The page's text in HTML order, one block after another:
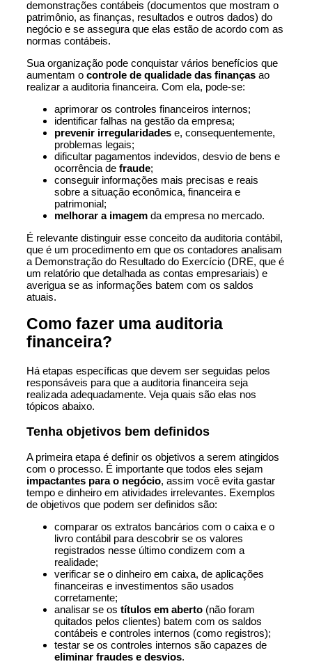
demonstrações contábeis (documentos que mostram o
patrimônio, as finanças, resultados e outros dados) do
negócio e se assegura que elas estão de acordo com as
normas contábeis.
Sua organização pode conquistar vários benefícios que
aumentam o controle de qualidade das finanças ao
realizar a auditoria financeira. Com ela, pode-se:
aprimorar os controles financeiros internos;
identificar falhas na gestão da empresa;
prevenir irregularidades e, consequentemente,
problemas legais;
dificultar pagamentos indevidos, desvio de bens e
ocorrência de fraude;
conseguir informações mais precisas e reais
sobre a situação econômica, financeira e
patrimonial;
melhorar a imagem da empresa no mercado.
É relevante distinguir esse conceito da auditoria contábil,
que é um procedimento em que os contadores analisam
a Demonstração do Resultado do Exercício (DRE, que é
um relatório que detalhada as contas empresariais) e
averigua se as informações batem com os saldos
atuais.
Como fazer uma auditoria
financeira?
Há etapas específicas que devem ser seguidas pelos
responsáveis para que a auditoria financeira seja
realizada adequadamente. Veja quais são elas nos
tópicos abaixo.
Tenha objetivos bem definidos
A primeira etapa é definir os objetivos a serem atingidos
com o processo. É importante que todos eles sejam
impactantes para o negócio, assim você evita gastar
tempo e dinheiro em atividades irrelevantes. Exemplos
de objetivos que podem ser definidos são:
comparar os extratos bancários com o caixa e o
livro contábil para descobrir se os valores
registrados nesse último condizem com a
realidade;
verificar se o dinheiro em caixa, de aplicações
financeiras e investimentos são usados
corretamente;
analisar se os títulos em aberto (não foram
quitados pelos clientes) batem com os saldos
contábeis e controles internos (como registros);
testar se os controles internos são capazes de
eliminar fraudes e desvios.